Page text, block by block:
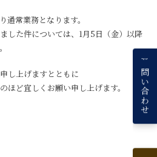
お問い合わせ
常業務となります。
した件については、1月5日（金）以降
し上げますとともに
ほど宜しくお願い申し上げます。